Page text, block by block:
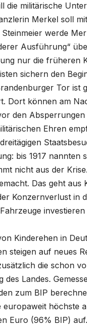
die militärische
Merkel soll
werde
Ausführung“
nur die früheren
sichern den
Tor ist
Dort können am
den
Ehren
bis 1917 nannten
nicht aus der
Das geht
Konzernverlust in
Kinderehen in
steigen auf neues
die schon
des Landes.
zum BIP
europaweit höchste
Euro (96% BIP)